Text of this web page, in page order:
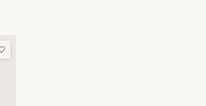
Добави в любими